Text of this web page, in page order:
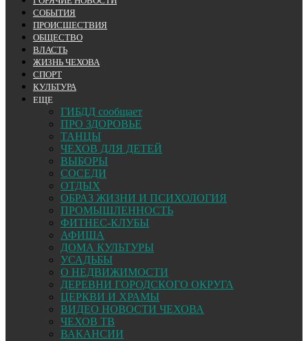
СОБЫТИЯ
ПРОИСШЕСТВИЯ
ОБЩЕСТВО
ВЛАСТЬ
ЖИЗНЬ ЧЕХОВА
СПОРТ
КУЛЬТУРА
ЕЩЕ
ГИБДД сообщает
ПРО ЗДОРОВЬЕ
ТАНЦЫ
ЧЕХОВ ДЛЯ ДЕТЕЙ
ВЫБОРЫ
СОСЕДИ
ОТДЫХ
ОБРАЗ ЖИЗНИ И ПСИХОЛОГИЯ
ПРОМЫШЛЕННОСТЬ
ФИТНЕС-КЛУБЫ
АФИША
ДОМА КУЛЬТУРЫ
УСАДЬБЫ
О НЕДВИЖИМОСТИ
ДЕРЕВНИ ГОРОДСКОГО ОКРУГА
ЦЕРКВИ И ХРАМЫ
ВИДЕО НОВОСТИ ЧЕХОВА
ЧЕХОВ ТВ
ВАКАНСИИ